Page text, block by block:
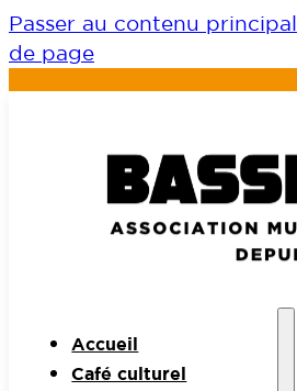
Passer au contenu principal
de page
Accueil
Café culturel